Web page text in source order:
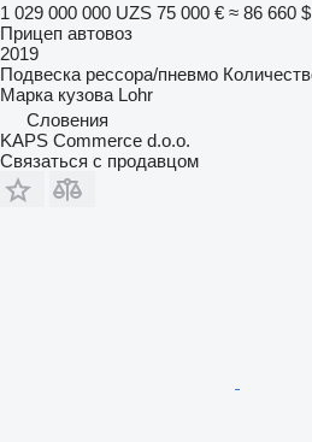
1 029 000 000 UZS 75 000 € ≈ 86 660 $
Прицеп автовоз
2019
Подвеска рессора/пневмо
Марка кузова Lohr
Словения
KAPS Commerce d.o.o.
Связаться с продавцом